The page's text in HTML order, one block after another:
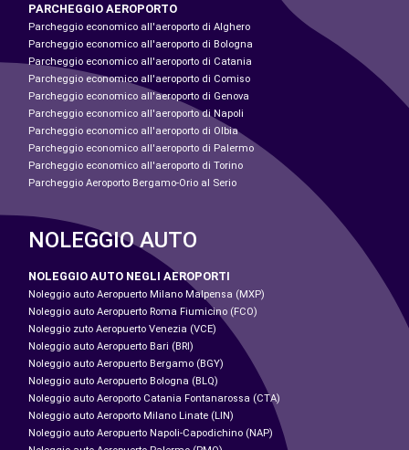
PARCHEGGIO AEROPORTO
Parcheggio economico all'aeroporto di Alghero
Parcheggio economico all'aeroporto di Bologna
Parcheggio economico all'aeroporto di Catania
Parcheggio economico all'aeroporto di Comiso
Parcheggio economico all'aeroporto di Genova
Parcheggio economico all'aeroporto di Napoli
Parcheggio economico all'aeroporto di Olbia
Parcheggio economico all'aeroporto di Palermo
Parcheggio economico all'aeroporto di Torino
Parcheggio Aeroporto Bergamo-Orio al Serio
NOLEGGIO AUTO
NOLEGGIO AUTO NEGLI AEROPORTI
Noleggio auto Aeropuerto Milano Malpensa (MXP)
Noleggio auto Aeropuerto Roma Fiumicino (FCO)
Noleggio zuto Aeropuerto Venezia (VCE)
Noleggio auto Aeropuerto Bari (BRI)
Noleggio auto Aeropuerto Bergamo (BGY)
Noleggio auto Aeropuerto Bologna (BLQ)
Noleggio auto Aeroporto Catania Fontanarossa (CTA)
Noleggio auto Aeroporto Milano Linate (LIN)
Noleggio auto Aeropuerto Napoli-Capodichino (NAP)